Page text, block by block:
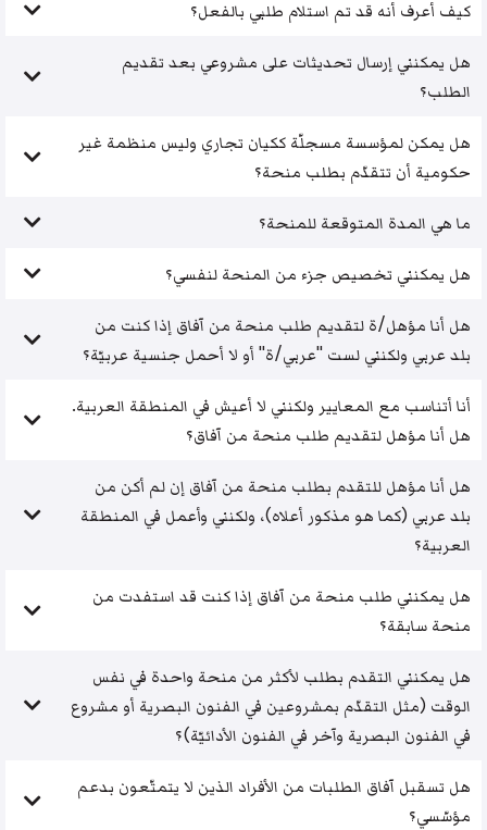
كيف أعرف أنه قد تم استلام طلبي بالفعل؟
هل يمكنني إرسال تحديثات على مشروعي بعد تقديم
الطلب؟
هل يمكن لمؤسسة مسجلّة ككيان تجاري وليس منظمة غير
حكومية أن تتقدّم بطلب منحة؟
ما هي المدة المتوقعة للمنحة؟
هل يمكنني تخصيص جزء من المنحة لنفسي؟
هل أنا مؤهل/ة لتقديم طلب منحة من آفاق إذا كنت من
بلد عربي ولكنني لست "عربي/ة" أو لا أحمل جنسية عربيّة؟
أنا أتناسب مع المعايير ولكنني لا أعيش في المنطقة العربية.
هل أنا مؤهل لتقديم طلب منحة من آفاق؟
هل أنا مؤهل للتقدم بطلب منحة من آفاق إن لم أكن من
بلد عربي (كما هو مذكور أعلاه)، ولكنني وأعمل في المنطقة
العربية؟
هل يمكنني طلب منحة من آفاق إذا كنت قد استفدت من
منحة سابقة؟
هل يمكنني التقدم بطلب لأكثر من منحة واحدة في نفس
الوقت (مثل التقدّم بمشروعين في الفنون البصرية أو مشروع
في الفنون البصرية وآخر في الفنون الأدائيّة)؟
هل تسقبل آفاق الطلبات من الأفراد الذين لا يتمتّعون بدعم
مؤسّسي؟